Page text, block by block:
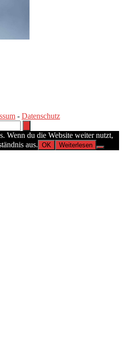
- Datenschutz
Wenn du die Website weiter nutzt,
aus. OK Weiterlesen